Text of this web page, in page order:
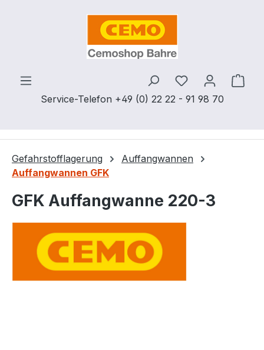
Zum Hauptinhalt springen
Service-Telefon +49 (0) 22 22 - 91 98 70
Du hast 0
Gefahrstofflagerung
Auffangwannen
Auffangwannen GFK
GFK Auffangwanne 220-3